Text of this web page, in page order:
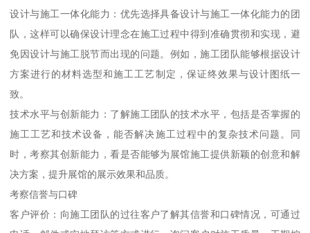
设计与施工一体化能力：优先选择具备设计与施工一体化能力的团
队，这样可以确保设计理念在施工过程中得到准确贯彻和实现，避
免因设计与施工脱节而出现的问题。例如，施工团队能够根据设计
方案进行的材料选型和施工工艺制定，保证终效果与设计图纸一
致。
技术水平与创新能力：了解施工团队的技术水平，包括是否掌握的
施工工艺和技术设备，能否解决施工过程中的复杂技术问题。同
时，考察其创新能力，看是否能够为展馆施工提供新颖的创意和解
决方案，提升展馆的展示效果和品质。
考察信誉与口碑
客户评价：向施工团队的过往客户了解其信誉和口碑情况，可通过